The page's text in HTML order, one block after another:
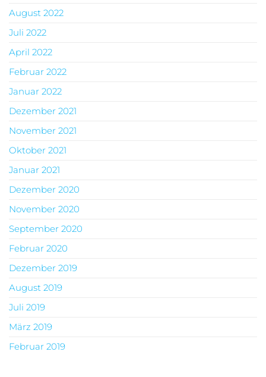
August 2022
Juli 2022
April 2022
Februar 2022
Januar 2022
Dezember 2021
November 2021
Oktober 2021
Januar 2021
Dezember 2020
November 2020
September 2020
Februar 2020
Dezember 2019
August 2019
Juli 2019
März 2019
Februar 2019